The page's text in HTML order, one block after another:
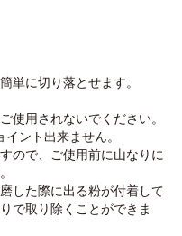
単に切り落とせます。
使用されないでください。
ント出来ません。
ので、ご使用前に山なりに
した際に出る粉が付着して
で取り除くことができま